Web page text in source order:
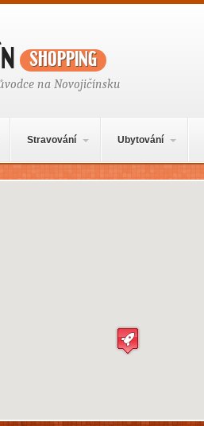
shopping
na Novojičínsku
Stravování Ubytování